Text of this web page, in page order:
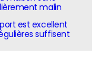
malin
est excellent
suffisent